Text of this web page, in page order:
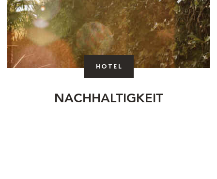
Hotel
NACHHALTIGKEIT